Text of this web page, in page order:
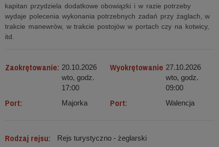
kapitan przydziela dodatkowe obowiązki i w razie potrzeby
wydaje polecenia wykonania potrzebnych zadań przy żaglach, w
trakcie manewrów, w trakcie postojów w portach czy na kotwicy,
itd.
Zaokrętowanie: 20.10.2026
wto, godz.
17:00
Wyokrętowanie 27.10.2026
wto, godz.
09:00
Port: Majorka Port: Walencja
Rodzaj rejsu: Rejs turystyczno - żeglarski